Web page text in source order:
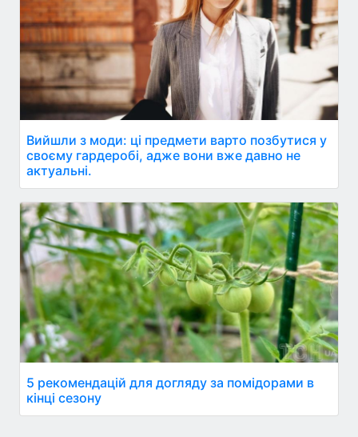
Вийшли з моди: ці предмети варто позбутися у
своєму гардеробі, адже вони вже давно не
актуальні.
5 рекомендацій для догляду за помідорами в
кінці сезону